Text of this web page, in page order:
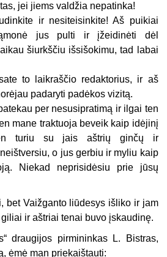
jei jiems valdžia nepatinka!
ir nesiteisinkite! Aš puikiai
jus pulti ir įžeidinėti dėl
šiurkščiu išsišokimu, tad labai
to laikraščio redaktorius, ir aš
padaryti padėkos vizitą.
per nesusipratimą ir ilgai ten
mane traktuoja beveik kaip idėjinį
turiu su jais aštrių ginčų ir
o jus gerbiu ir myliu kaip
Niekad neprisidėsiu prie jūsų
bet Vaižganto liūdesys išliko ir jam
ir aštriai tenai buvo įskaudinę.
draugijos pirmininkas L. Bistras,
ėmė man priekaištauti: